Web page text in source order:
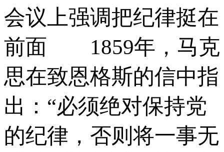
会议上强调把纪律挺在
前面 1859年，马克
思在致恩格斯的信中指
出：“必须绝对保持党
的纪律，否则将一事无